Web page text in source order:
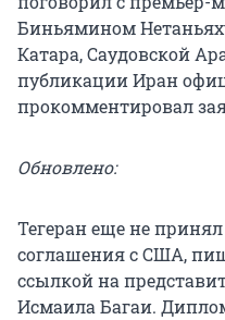
Биньямином
Катара, Саудовской
публикации Иран
прокомментировал
Обновлено:
Тегеран еще не
соглашения с США,
ссылкой на
Исмаила Багаи.